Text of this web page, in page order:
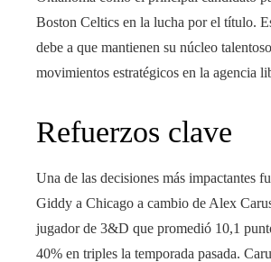
Boston Celtics en la lucha por el título.
debe a que mantienen su núcleo
movimientos estratégicos en la agencia
Refuerzos clave
Una de las decisiones más impactantes
Giddy a Chicago a cambio de Alex
jugador de 3&D que promedió 10,1
40% en triples la temporada pasada.